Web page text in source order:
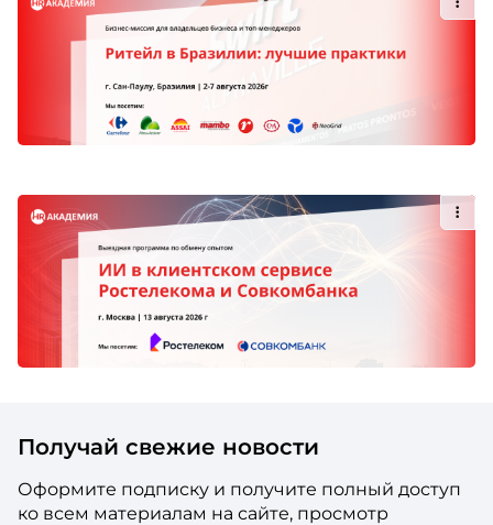
Получай свежие новости
Оформите подписку и получите полный доступ
ко всем материалам на сайте, просмотр